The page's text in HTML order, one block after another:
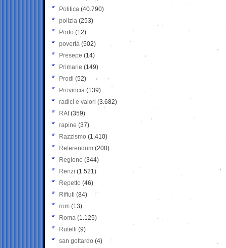
Politica (40.790)
polizia (253)
Porto (12)
povertà (502)
Presepe (14)
Primarie (149)
Prodi (52)
Provincia (139)
radici e valori (3.682)
RAI (359)
rapine (37)
Razzismo (1.410)
Referendum (200)
Regione (344)
Renzi (1.521)
Repetto (46)
Rifiuti (84)
rom (13)
Roma (1.125)
Rutelli (9)
san gottardo (4)